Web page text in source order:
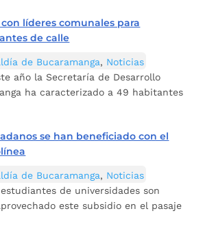
líderes comunales para
de calle
de Bucaramanga, Noticias
año la Secretaría de Desarrollo
ha caracterizado a 49 habitantes
se han beneficiado con el
de Bucaramanga, Noticias
de universidades son
este subsidio en el pasaje